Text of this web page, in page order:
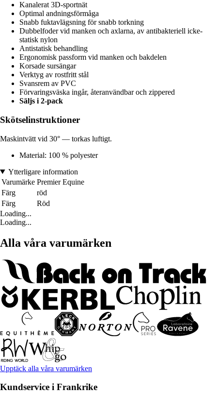
Kanalerat 3D-sportnät
Optimal andningsförmåga
Snabb fuktavlägsning för snabb torkning
Dubbelfoder vid manken och axlarna, av antibakteriell icke-
statisk nylon
Antistatisk behandling
Ergonomisk passform vid manken och bakdelen
Korsade sursängar
Verktyg av rostfritt stål
Svansrem av PVC
Förvaringsväska ingår, återanvändbar och zippered
Säljs i 2-pack
Skötselinstruktioner
Maskintvätt vid 30° — torkas luftigt.
Material: 100 % polyester
Ytterligare information
Varumärke Premier Equine
Färg
röd
Färg
Röd
Loading...
Loading...
Alla våra varumärken
Upptäck alla våra varumärken
Kundservice i Frankrike